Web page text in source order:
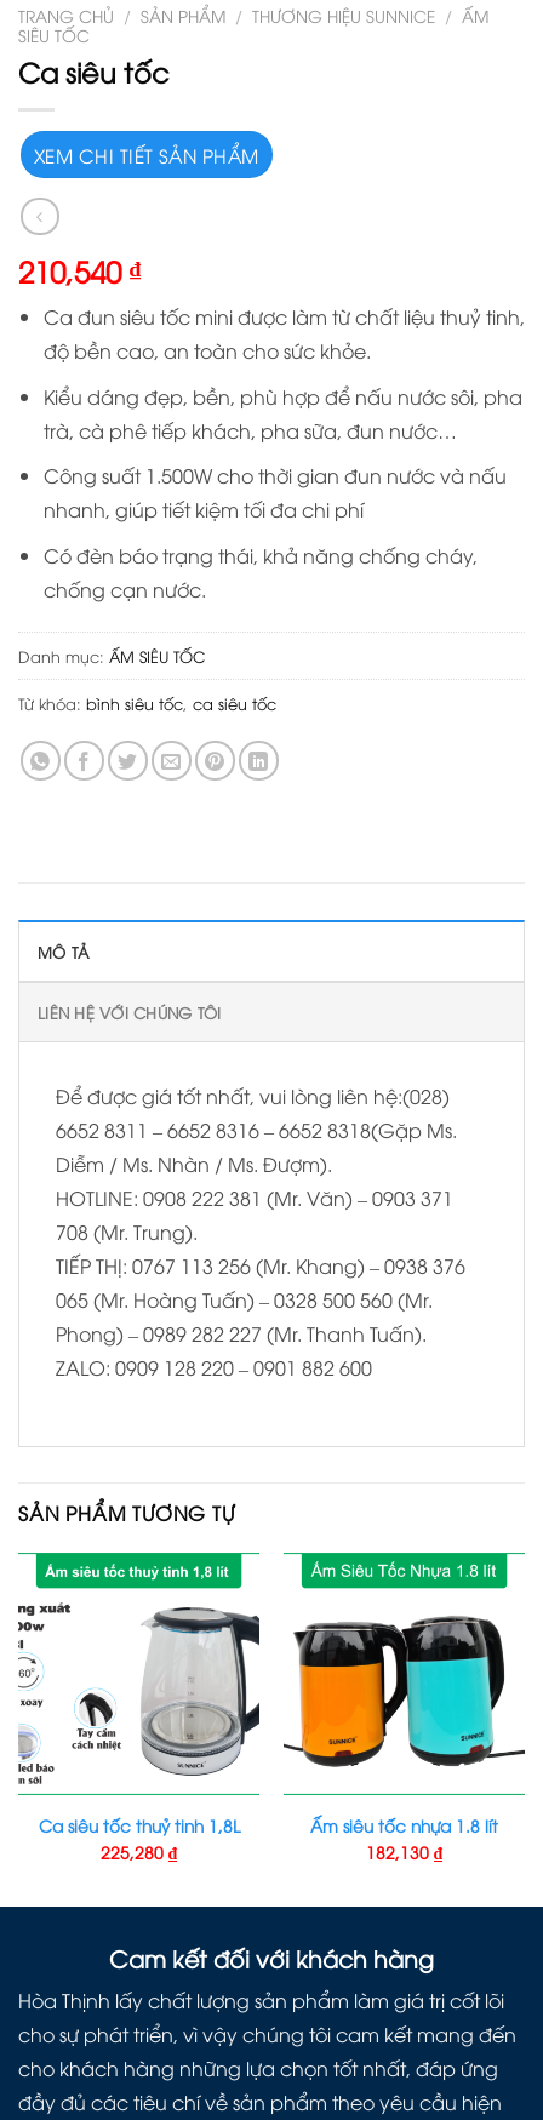
TRANG CHỦ / SẢN PHẨM / THƯƠNG HIỆU SUNNICE / ẤM
SIÊU TỐC
Ca siêu tốc
XEM CHI TIẾT SẢN PHẨM
210,540 ₫
Ca đun siêu tốc mini được làm từ chất liệu thuỷ tinh,
độ bền cao, an toàn cho sức khỏe.
Kiểu dáng đẹp, bền, phù hợp để nấu nước sôi, pha
trà, cà phê tiếp khách, pha sữa, đun nước…
Công suất 1.500W cho thời gian đun nước và nấu
nhanh, giúp tiết kiệm tối đa chi phí
Có đèn báo trạng thái, khả năng chống cháy,
chống cạn nước.
Danh mục: ẤM SIÊU TỐC
Từ khóa: bình siêu tốc ca siêu tốc
MÔ TẢ
LIÊN HỆ VỚI CHÚNG TÔI
Để được giá tốt nhất, vui lòng liên hệ:(028)
6652 8311 – 6652 8316 – 6652 8318(Gặp Ms.
Diễm / Ms. Nhàn / Ms. Đượm).
HOTLINE: 0908 222 381 (Mr. Văn) – 0903 371
708 (Mr. Trung).
TIẾP THỊ: 0767 113 256 (Mr. Khang) – 0938 376
065 (Mr. Hoàng Tuấn) – 0328 500 560 (Mr.
Phong) – 0989 282 227 (Mr. Thanh Tuấn).
ZALO: 0909 128 220 – 0901 882 600
SẢN PHẨM TƯƠNG TỰ
Ca siêu tốc thuỷ tinh 1,8L
225,280 ₫
Ấm siêu tốc nhựa 1.8 lít
182,130 ₫
Cam kết đối với khách hàng
Hòa Thịnh lấy chất lượng sản phẩm làm giá trị cốt lõi
cho sự phát triển, vì vậy chúng tôi cam kết mang đến
cho khách hàng những lựa chọn tốt nhất, đáp ứng
đầy đủ các tiêu chí về sản phẩm theo yêu cầu hiện